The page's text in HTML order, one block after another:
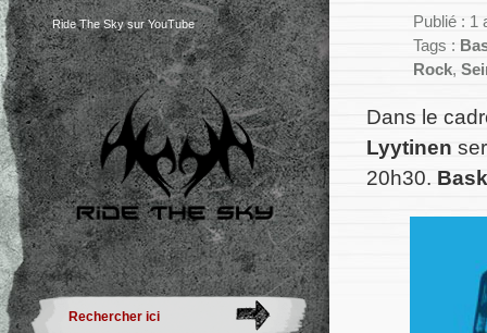
Ride The Sky sur YouTube
Publié : 1
Tags :
Rock,
Dans le
Lyytinen
20h30.